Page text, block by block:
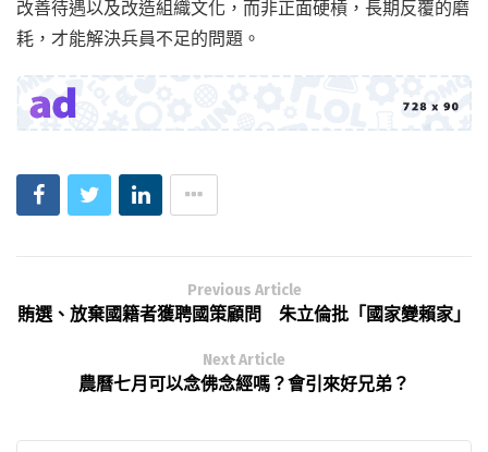
改善待遇以及改造組織文化，而非正面硬槓，長期反覆的磨
耗，才能解決兵員不足的問題。
Previous Article
賄選、放棄國籍者獲聘國策顧問 朱立倫批「國家變賴家」
Next Article
農曆七月可以念佛念經嗎？會引來好兄弟？